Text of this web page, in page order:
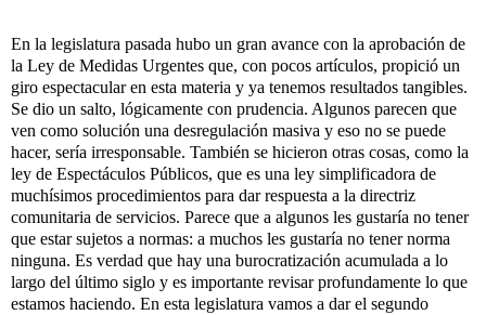
En la legislatura pasada hubo un gran avance con la aprobación de
la Ley de Medidas Urgentes que, con pocos artículos, propició un
giro espectacular en esta materia y ya tenemos resultados tangibles.
Se dio un salto, lógicamente con prudencia. Algunos parecen que
ven como solución una desregulación masiva y eso no se puede
hacer, sería irresponsable. También se hicieron otras cosas, como la
ley de Espectáculos Públicos, que es una ley simplificadora de
muchísimos procedimientos para dar respuesta a la directriz
comunitaria de servicios. Parece que a algunos les gustaría no tener
que estar sujetos a normas: a muchos les gustaría no tener norma
ninguna. Es verdad que hay una burocratización acumulada a lo
largo del último siglo y es importante revisar profundamente lo que
estamos haciendo. En esta legislatura vamos a dar el segundo